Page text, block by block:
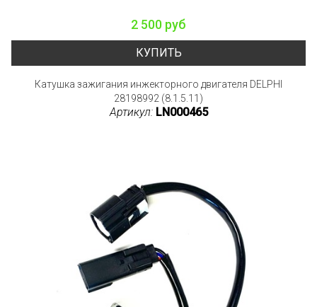
2 500 руб
КУПИТЬ
Катушка зажигания инжекторного двигателя DELPHI
28198992 (8.1.5.11)
Артикул: LN000465